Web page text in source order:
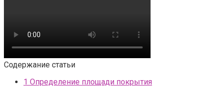
Содержание статьи
1 Определение площади покрытия